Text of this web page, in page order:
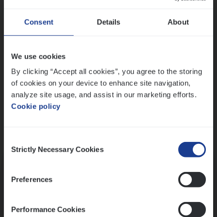
Consent Details About
We use cookies
By clicking “Accept all cookies”, you agree to the storing
of cookies on your device to enhance site navigation,
analyze site usage, and assist in our marketing efforts.
Cookie policy
Selection
Strictly Necessary Cookies
Preferences
Performance Cookies
Ons sollicitatieproces